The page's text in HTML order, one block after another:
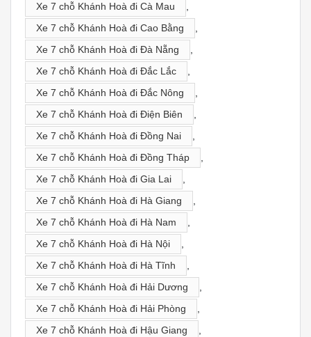
Xe 7 chỗ Khánh Hoà đi Cà Mau
,
Xe 7 chỗ Khánh Hoà đi Cao Bằng
,
Xe 7 chỗ Khánh Hoà đi Đà Nẵng
,
Xe 7 chỗ Khánh Hoà đi Đắc Lắc
,
Xe 7 chỗ Khánh Hoà đi Đắc Nông
,
Xe 7 chỗ Khánh Hoà đi Điện Biên
,
Xe 7 chỗ Khánh Hoà đi Đồng Nai
,
Xe 7 chỗ Khánh Hoà đi Đồng Tháp
,
Xe 7 chỗ Khánh Hoà đi Gia Lai
,
Xe 7 chỗ Khánh Hoà đi Hà Giang
,
Xe 7 chỗ Khánh Hoà đi Hà Nam
,
Xe 7 chỗ Khánh Hoà đi Hà Nội
,
Xe 7 chỗ Khánh Hoà đi Hà Tĩnh
,
Xe 7 chỗ Khánh Hoà đi Hải Dương
,
Xe 7 chỗ Khánh Hoà đi Hải Phòng
,
Xe 7 chỗ Khánh Hoà đi Hậu Giang
,